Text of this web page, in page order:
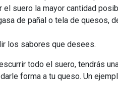
el suero la mayor cantidad
de pañal o tela de quesos,
los sabores que desees.
todo el suero, tendrás
forma a tu queso. Un